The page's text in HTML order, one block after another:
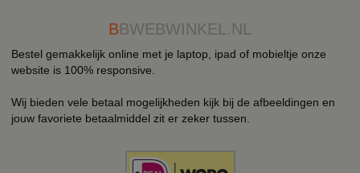
BBWEBWINKEL.NL
Bestel gemakkelijk online met je laptop, ipad of mobieltje onze
website is 100% responsive.
Wij bieden vele betaal mogelijkheden kijk bij de afbeeldingen en
jouw favoriete betaalmiddel zit er zeker tussen.